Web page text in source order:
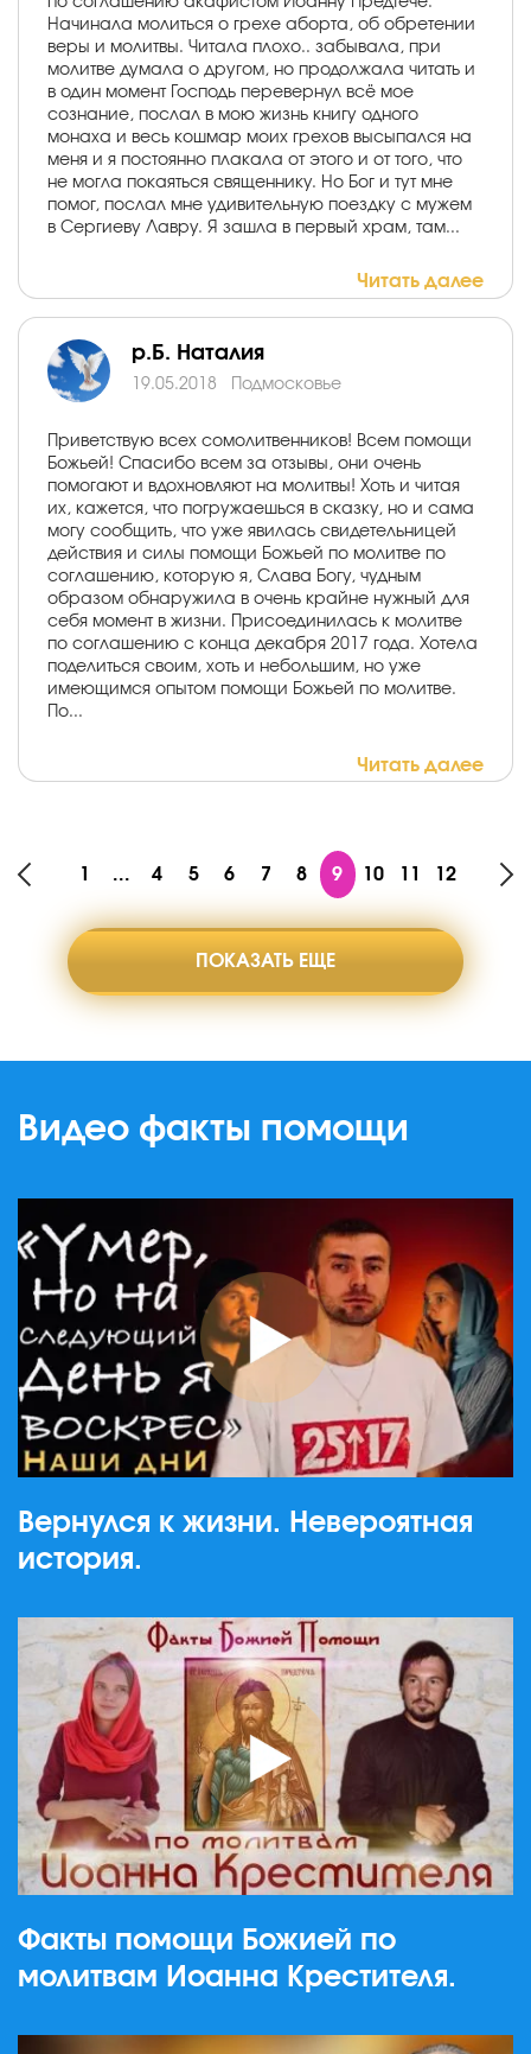
Начинала молиться о грехе аборта, об обретении
веры и молитвы. Читала плохо.. забывала, при
молитве думала о другом, но продолжала читать и
в один момент Господь перевернул всё мое
сознание, послал в мою жизнь книгу одного
монаха и весь кошмар моих грехов высыпался на
меня и я постоянно плакала от этого и от того, что
не могла покаяться священнику. Но Бог и тут мне
помог, послал мне удивительную поездку с мужем
в Сергиеву Лавру. Я зашла в первый храм, там...
Читать далее
р.Б. Наталия
19.05.2018 Подмосковье
Приветствую всех сомолитвенников! Всем помощи
Божьей! Спасибо всем за отзывы, они очень
помогают и вдохновляют на молитвы! Хоть и читая
их, кажется, что погружаешься в сказку, но и сама
могу сообщить, что уже явилась свидетельницей
действия и силы помощи Божьей по молитве по
соглашению, которую я, Слава Богу, чудным
образом обнаружила в очень крайне нужный для
себя момент в жизни. Присоединилась к молитве
по соглашению с конца декабря 2017 года. Хотела
поделиться своим, хоть и небольшим, но уже
имеющимся опытом помощи Божьей по молитве.
По...
Читать далее
1 ... 4 5 6 7 8 9 10 11 12
ПОКАЗАТЬ ЕЩЕ
Видео факты помощи
Вернулся к жизни. Невероятная
история.
Факты помощи Божией по
молитвам Иоанна Крестителя.